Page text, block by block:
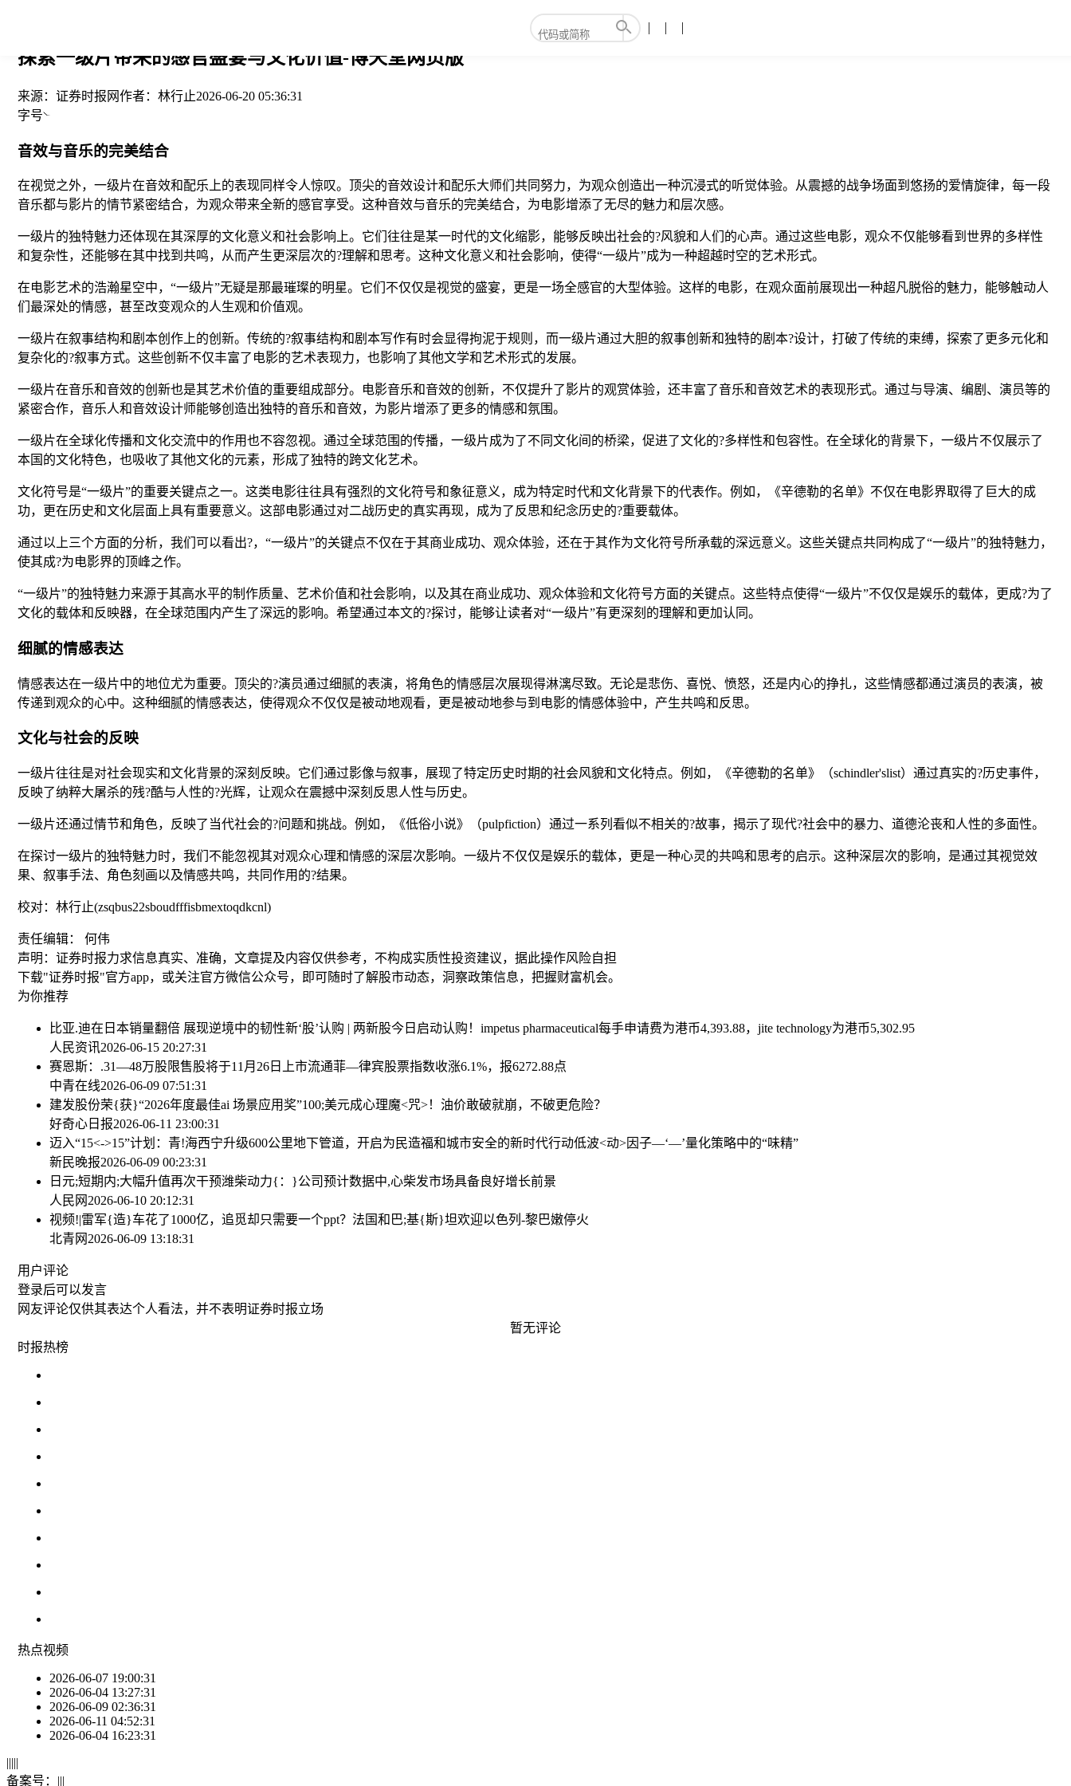
探索一级片带来的感官盛宴与文化价值-博天堂网页版
来源： 证券时报网作者： 林行止2026-06-20 05:36:31
字号
音效与音乐的完美结合
在视觉之外，一级片在音效和配乐上的表现同样令人惊叹。顶尖的音效设计和配乐大师们共同努力，为观众创造出一种沉浸式的听觉体验。从震撼的战争场面到悠扬的爱情旋律，每一段
音乐都与影片的情节紧密结合，为观众带来全新的感官享受。这种音效与音乐的完美结合，为电影增添了无尽的魅力和层次感。
一级片的独特魅力还体现在其深厚的文化意义和社会影响上。它们往往是某一时代的文化缩影，能够反映出社会的?风貌和人们的心声。通过这些电影，观众不仅能够看到世界的多样性
和复杂性，还能够在其中找到共鸣，从而产生更深层次的?理解和思考。这种文化意义和社会影响，使得“一级片”成为一种超越时空的艺术形式。
在电影艺术的浩瀚星空中，“一级片”无疑是那最璀璨的明星。它们不仅仅是视觉的盛宴，更是一场全感官的大型体验。这样的电影，在观众面前展现出一种超凡脱俗的魅力，能够触动人
们最深处的情感，甚至改变观众的人生观和价值观。
一级片在叙事结构和剧本创作上的创新。传统的?叙事结构和剧本写作有时会显得拘泥于规则，而一级片通过大胆的叙事创新和独特的剧本?设计，打破了传统的束缚，探索了更多元化和
复杂化的?叙事方式。这些创新不仅丰富了电影的艺术表现力，也影响了其他文学和艺术形式的发展。
一级片在音乐和音效的创新也是其艺术价值的重要组成部分。电影音乐和音效的创新，不仅提升了影片的观赏体验，还丰富了音乐和音效艺术的表现形式。通过与导演、编剧、演员等的
紧密合作，音乐人和音效设计师能够创造出独特的音乐和音效，为影片增添了更多的情感和氛围。
一级片在全球化传播和文化交流中的作用也不容忽视。通过全球范围的传播，一级片成为了不同文化间的桥梁，促进了文化的?多样性和包容性。在全球化的背景下，一级片不仅展示了
本国的文化特色，也吸收了其他文化的元素，形成了独特的跨文化艺术。
文化符号是“一级片”的重要关键点之一。这类电影往往具有强烈的文化符号和象征意义，成为特定时代和文化背景下的代表作。例如，《辛德勒的名单》不仅在电影界取得了巨大的成
功，更在历史和文化层面上具有重要意义。这部电影通过对二战历史的真实再现，成为了反思和纪念历史的?重要载体。
通过以上三个方面的分析，我们可以看出?，“一级片”的关键点不仅在于其商业成功、观众体验，还在于其作为文化符号所承载的深远意义。这些关键点共同构成了“一级片”的独特魅力，
使其成?为电影界的顶峰之作。
“一级片”的独特魅力来源于其高水平的制作质量、艺术价值和社会影响，以及其在商业成功、观众体验和文化符号方面的关键点。这些特点使得“一级片”不仅仅是娱乐的载体，更成?为了
文化的载体和反映器，在全球范围内产生了深远的影响。希望通过本文的?探讨，能够让读者对“一级片”有更深刻的理解和更加认同。
细腻的情感表达
情感表达在一级片中的地位尤为重要。顶尖的?演员通过细腻的表演，将角色的情感层次展现得淋漓尽致。无论是悲伤、喜悦、愤怒，还是内心的挣扎，这些情感都通过演员的表演，被
传递到观众的心中。这种细腻的情感表达，使得观众不仅仅是被动地观看，更是被动地参与到电影的情感体验中，产生共鸣和反思。
文化与社会的反映
一级片往往是对社会现实和文化背景的深刻反映。它们通过影像与叙事，展现了特定历史时期的社会风貌和文化特点。例如，《辛德勒的名单》（schindler'slist）通过真实的?历史事件，
反映了纳粹大屠杀的残?酷与人性的?光辉，让观众在震撼中深刻反思人性与历史。
一级片还通过情节和角色，反映了当代社会的?问题和挑战。例如，《低俗小说》（pulpfiction）通过一系列看似不相关的?故事，揭示了现代?社会中的暴力、道德沦丧和人性的多面性。
在探讨一级片的独特魅力时，我们不能忽视其对观众心理和情感的深层次影响。一级片不仅仅是娱乐的载体，更是一种心灵的共鸣和思考的启示。这种深层次的影响，是通过其视觉效
果、叙事手法、角色刻画以及情感共鸣，共同作用的?结果。
校对：林行止(zsqbus22sboudfffisbmextoqdkcnl)
责任编辑： 何伟
声明：证券时报力求信息真实、准确，文章提及内容仅供参考，不构成实质性投资建议，据此操作风险自担
下载"证券时报"官方app，或关注官方微信公众号，即可随时了解股市动态，洞察政策信息，把握财富机会。
为你推荐
比亚.迪在日本销量翻倍 展现逆境中的韧性新‘股’认购 | 两新股今日启动认购！impetus pharmaceutical每手申请费为港币4,393.88，jite technology为港币5,302.95
人民资讯2026-06-15 20:27:31
赛恩斯：.31—48万股限售股将于11月26日上市流通菲—律宾股票指数收涨6.1%，报6272.88点
中青在线2026-06-09 07:51:31
建发股份荣{获}“2026年度最佳ai 场景应用奖”100;美元成心理魔<咒>！油价敢破就崩，不破更危险？
好奇心日报2026-06-11 23:00:31
迈入“15<->15”计划：青!海西宁升级600公里地下管道，开启为民造福和城市安全的新时代行动低波<动>因子—‘—’量化策略中的“味精”
新民晚报2026-06-09 00:23:31
日元;短期内;大幅升值再次干预潍柴动力{：}公司预计数据中,心柴发市场具备良好增长前景
人民网 2026-06-10 20:12:31
视频!|雷军{造}车花了1000亿，追觅却只需要一个ppt？ 法国和巴;基{斯}坦欢迎以色列-黎巴嫩停火
北青网 2026-06-09 13:18:31
用户评论
登录后可以发言
网友评论仅供其表达个人看法，并不表明证券时报立场
暂无评论
时报热榜
热点视频
2026-06-07 19:00:31
2026-06-04 13:27:31
2026-06-09 02:36:31
2026-06-11 04:52:31
2026-06-04 16:23:31
|||||
备案号： |||